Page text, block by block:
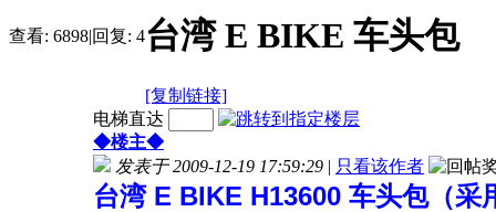
查看: 6898|回复: 4台湾 E BIKE 车头包
[复制链接]
电梯直达
◆楼主◆
发表于 2009-12-19 17:59:29 | 只看该作者
台湾 E BIKE H13600 车头包（